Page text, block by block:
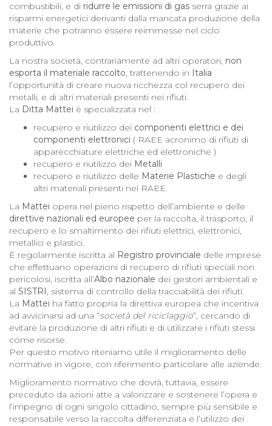
combustibili, e di ridurre le emissioni di gas serra grazie ai
risparmi energetici derivanti dalla mancata produzione della
materie che potranno essere reimmesse nel ciclo
produttivo.
La nostra società, contrariamente ad altri operatori, non
esporta il materiale raccolto, trattenendo in Italia
l’opportunità di creare nuova ricchezza col recupero dei
metalli, e di altri materiali presenti nei rifiuti.
La Ditta Mattei è specializzata nel :
recupero e riutilizzo dei componenti elettrici e dei
componenti elettronici ( RAEE acronimo di rifiuti di
apparecchiature elettriche ed elettroniche )
recupero e riutilizzo dei Metalli
recupero e riutilizzo delle Materie Plastiche e degli
altri materiali presenti nei RAEE.
La Mattei opera nel pieno rispetto dell’ambiente e delle
direttive nazionali ed europee per la raccolta, il trasporto, il
recupero e lo smaltimento dei rifiuti elettrici, elettronici,
metallici e plastici.
È regolarmente iscritta al Registro provinciale delle imprese
che effettuano operazioni di recupero di rifiuti speciali non
pericolosi, iscritta all’Albo nazionale dei gestori ambientali e
al SISTRI, sistema di controllo della tracciabilità dei rifiuti.
La Mattei ha fatto propria la direttiva europea che incentiva
ad avvicinarsi ad una “società del riciclaggio”, cercando di
evitare la produzione di altri rifiuti e di utilizzare i rifiuti stessi
come risorse.
Per questo motivo riteniamo utile il miglioramento delle
normative in vigore, con riferimento particolare alle aziende.
Miglioramento normativo che dovrà, tuttavia, essere
preceduto da azioni atte a valorizzare e sostenere l’opera e
l’impegno di ogni singolo cittadino, sempre più sensibile e
responsabile verso la raccolta differenziata e l’utilizzo dei